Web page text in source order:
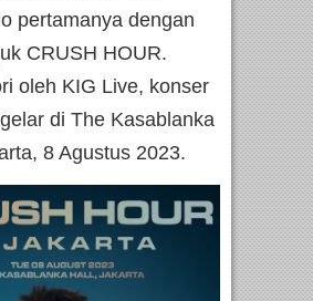
pertamanya dengan
CRUSH HOUR.
oleh KIG Live, konser
di The Kasablanka
8 Agustus 2023.